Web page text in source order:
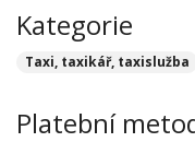
Kategorie
Taxi, taxikář, taxislužba
Platební